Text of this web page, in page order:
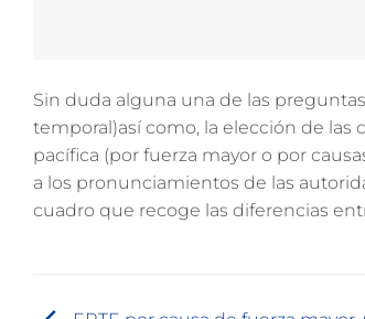
Sin duda alguna una de las
temporal)así como, la elección de las
pacífica (por fuerza mayor o por
a los pronunciamientos de las
cuadro que recoge las diferencias